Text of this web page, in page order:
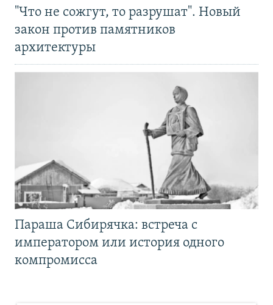
"Что не сожгут, то разрушат". Новый
закон против памятников
архитектуры
Параша Сибирячка: встреча с
императором или история одного
компромисса